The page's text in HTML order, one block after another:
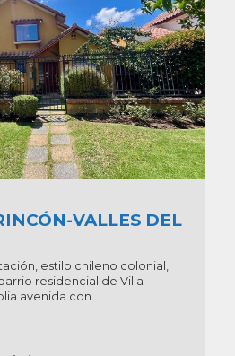
VALLES DEL
estilo chileno colonial,
residencial de Villa
avenida con...